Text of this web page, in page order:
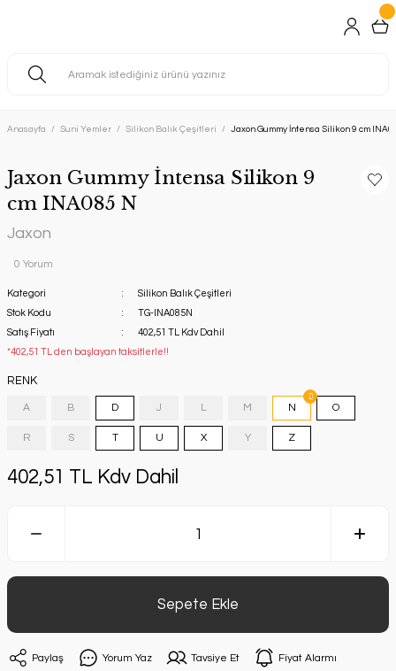
Anasayfa Suni Yemler Silikon Balık Çeşitleri Jaxon Gummy İntensa Silikon 9 cm
Jaxon Gummy İntensa Silikon 9
cm INA085 N
Jaxon
0 Yorum
Kategori
Silikon Balık Çeşitleri
Stok Kodu
TG-INA085N
Satış Fiyatı
402,51 TL Kdv Dahil
*402,51 TL den başlayan taksitlerle!!
RENK
A B D J L M N O
R S T U X Y Z
402,51 TL Kdv Dahil
Sepete Ekle
Paylaş Yorum Yaz Tavsiye Et Fiyat Alarmı